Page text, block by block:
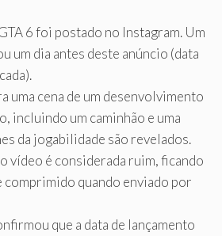
6 foi postado no Instagram. Um
um dia antes deste anúncio (data
uma cena de um desenvolvimento
incluindo um caminhão e uma
da jogabilidade são revelados.
vídeo é considerada ruim, ficando
comprimido quando enviado por
que a data de lançamento